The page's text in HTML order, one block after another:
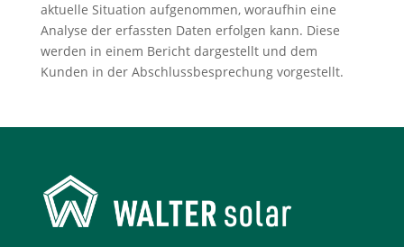
aktuelle Situation aufgenommen, woraufhin eine
Analyse der erfassten Daten erfolgen kann. Diese
werden in einem Bericht dargestellt und dem
Kunden in der Abschlussbesprechung vorgestellt.